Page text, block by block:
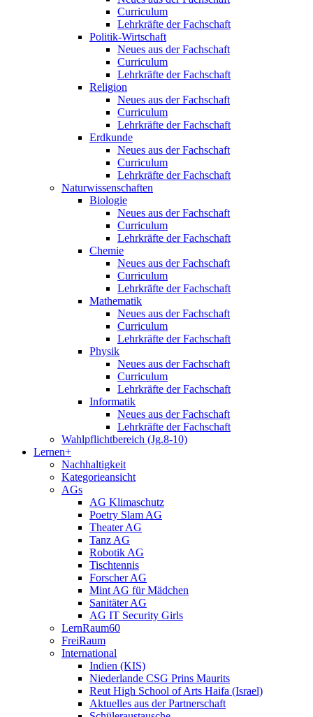
Curriculum
Lehrkräfte der Fachschaft
Politik-Wirtschaft
Neues aus der Fachschaft
Curriculum
Lehrkräfte der Fachschaft
Religion
Neues aus der Fachschaft
Curriculum
Lehrkräfte der Fachschaft
Erdkunde
Neues aus der Fachschaft
Curriculum
Lehrkräfte der Fachschaft
Naturwissenschaften
Biologie
Neues aus der Fachschaft
Curriculum
Lehrkräfte der Fachschaft
Chemie
Neues aus der Fachschaft
Curriculum
Lehrkräfte der Fachschaft
Mathematik
Neues aus der Fachschaft
Curriculum
Lehrkräfte der Fachschaft
Physik
Neues aus der Fachschaft
Curriculum
Lehrkräfte der Fachschaft
Informatik
Neues aus der Fachschaft
Lehrkräfte der Fachschaft
Wahlpflichtbereich (Jg.8-10)
Lernen+
Nachhaltigkeit
Kategorieansicht
AGs
AG Klimaschutz
Poetry Slam AG
Theater AG
Tanz AG
Robotik AG
Tischtennis
Forscher AG
Mint AG für Mädchen
Sanitäter AG
AG IT Security Girls
LernRaum60
FreiRaum
International
Indien (KIS)
Niederlande CSG Prins Maurits
Reut High School of Arts Haifa (Israel)
Aktuelles aus der Partnerschaft